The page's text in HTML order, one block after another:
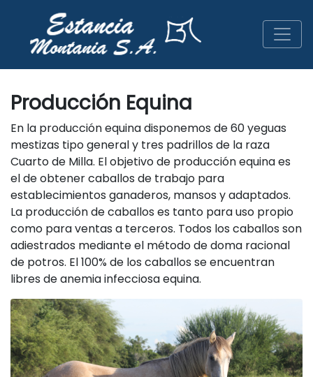
Producción Equina
En la producción equina disponemos de 60 yeguas
mestizas tipo general y tres padrillos de la raza
Cuarto de Milla. El objetivo de producción equina es
el de obtener caballos de trabajo para
establecimientos ganaderos, mansos y adaptados.
La producción de caballos es tanto para uso propio
como para ventas a terceros. Todos los caballos son
adiestrados mediante el método de doma racional
de potros. El 100% de los caballos se encuentran
libres de anemia infecciosa equina.